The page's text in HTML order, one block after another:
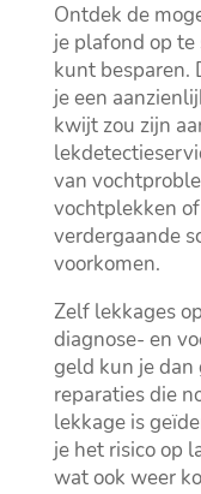
Ontdek de
je plafond op te
kunt besparen.​
je een
kwijt zou zijn
van
vochtplekken
verdergaande
voorkomen.​
Zelf lekkages
diagnose- en
geld kun je
reparaties die
lekkage is
je het risico op
wat ook weer